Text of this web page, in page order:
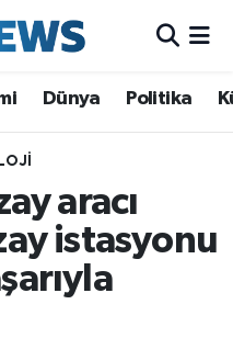
Dünya Politika
aracı
istasyonu